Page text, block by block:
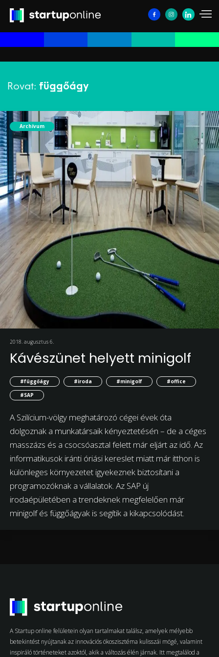
Rovat: függőágy
Archívum
2018. augusztus 6.
Kávészünet helyett minigolf
#függőágy #iroda #minigolf
#office
#SAP
A Szilícium-völgy meghatározó cégei évek óta
dolgoznak a munkatársaik kényeztetésén – de a céges
masszázs és a csocsóasztal felett már eljárt az idő. Az
informatikusok iránti óriási kereslet miatt már itthon is
különleges környezetet igyekeznek biztosítani a
programozóknak a vállalatok. Az SAP új
irodaépületében a trendeknek megfelelően már
minigolf és függőágyak is segítik a kikapcsolódást.
A Startup online felületein olyan tartalmakat találsz, amelyek mélyebb
betekintést nyújtanak az innovációs ökoszisztéma kulisszái mögé, valamint
inspiráló történeteket azoktól, akik a változás élén járnak. Itt megtalálod a